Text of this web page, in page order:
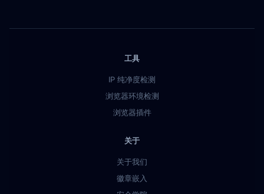
工具
IP 纯净度检测
浏览器环境检测
浏览器插件
关于
关于我们
徽章嵌入